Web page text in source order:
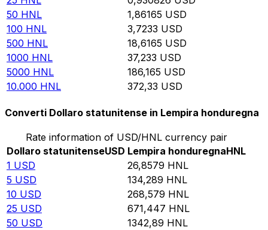
50 HNL 1,86165 USD
100 HNL 3,7233 USD
500 HNL 18,6165 USD
1000 HNL 37,233 USD
5000 HNL 186,165 USD
10.000 HNL 372,33 USD
Converti Dollaro statunitense in Lempira honduregna
Rate information of USD/HNL currency pair
Dollaro statunitenseUSD Lempira honduregnaHNL
1 USD 26,8579 HNL
5 USD 134,289 HNL
10 USD 268,579 HNL
25 USD 671,447 HNL
50 USD 1342,89 HNL